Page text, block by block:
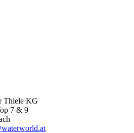
Thiele KG
7 & 9